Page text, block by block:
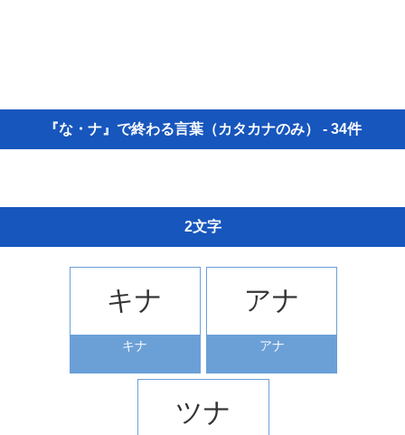
『な・ナ』で終わる言葉（カタカナのみ） - 34件
2文字
キナ
キナ
アナ
アナ
ツナ